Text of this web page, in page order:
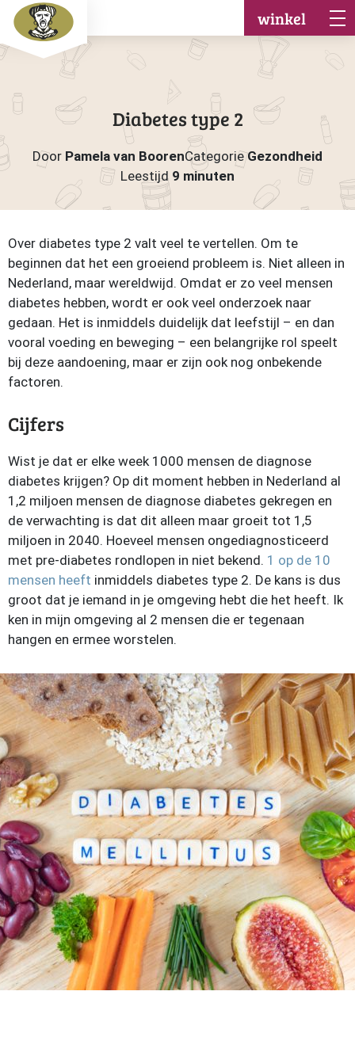
winkel
Diabetes type 2
Door Pamela van BoorenCategorieGezondheid
Leestijd 9 minuten
Over diabetes type 2 valt veel te vertellen. Om te
beginnen dat het een groeiend probleem is. Niet alleen in
Nederland, maar wereldwijd. Omdat er zo veel mensen
diabetes hebben, wordt er ook veel onderzoek naar
gedaan. Het is inmiddels duidelijk dat leefstijl – en dan
vooral voeding en beweging – een belangrijke rol speelt
bij deze aandoening, maar er zijn ook nog onbekende
factoren.
Cijfers
Wist je dat er elke week 1000 mensen de diagnose
diabetes krijgen? Op dit moment hebben in Nederland al
1,2 miljoen mensen de diagnose diabetes gekregen en
de verwachting is dat dit alleen maar groeit tot 1,5
miljoen in 2040. Hoeveel mensen ongediagnosticeerd
met pre-diabetes rondlopen in niet bekend. 1 op de 10
mensen heeft inmiddels diabetes type 2. De kans is dus
groot dat je iemand in je omgeving hebt die het heeft. Ik
ken in mijn omgeving al 2 mensen die er tegenaan
hangen en ermee worstelen.